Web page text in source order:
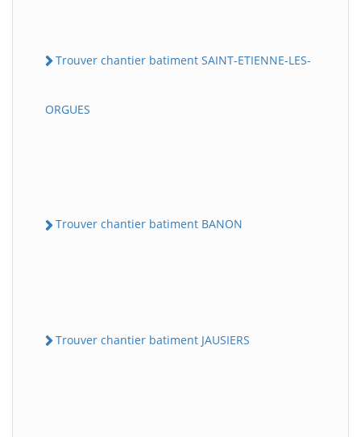
Trouver chantier batiment SAINT-ETIENNE-LES-
ORGUES
Trouver chantier batiment BANON
Trouver chantier batiment JAUSIERS